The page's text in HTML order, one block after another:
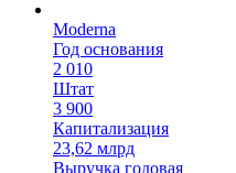
Moderna
Год основания
2 010
Штат
3 900
Капитализация
23,62 млрд
Выручка годовая